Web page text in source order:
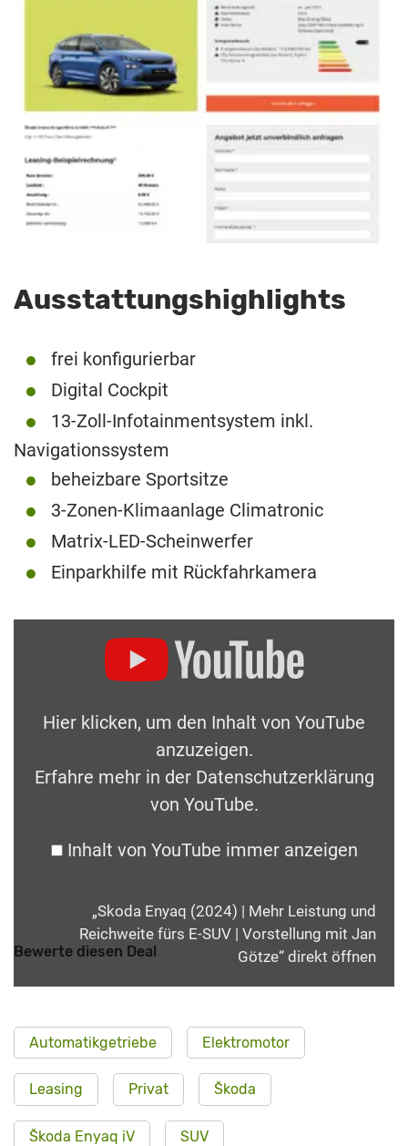
Ausstattungshighlights
frei konfigurierbar
Digital Cockpit
13-Zoll-Infotainmentsystem inkl.
Navigationssystem
beheizbare Sportsitze
3-Zonen-Klimaanlage Climatronic
Matrix-LED-Scheinwerfer
Einparkhilfe mit Rückfahrkamera
Hier klicken, um den Inhalt von YouTube
anzuzeigen.
Erfahre mehr in der Datenschutzerklärung
von YouTube.
Inhalt von YouTube immer anzeigen
„Skoda Enyaq (2024) | Mehr Leistung und
Reichweite fürs E-SUV | Vorstellung mit Jan
Götze“ direkt öffnen
Bewerte diesen Deal
Automatikgetriebe Elektromotor
Leasing Privat Škoda
Škoda Enyaq iV SUV